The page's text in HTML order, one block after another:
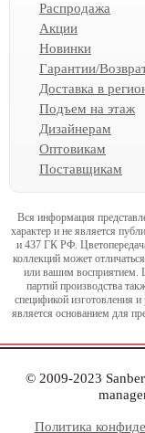
Распродажа
Акции
Новинки
Гарантии/
Доставка в
Подъем на этаж
Дизайнерам
Оптовикам
Поставщикам
Вся информация
характер и не является
и 437 ГК РФ.
коллекций может
или вашим восприятием.
партий производства
спецификой изготовления
является основанием для
© 2009-2023
Политика